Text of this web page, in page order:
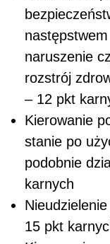
naruszenie
rozstrój
– 12 pkt
Kierowanie
stanie po
podobnie
karnych
15 pkt